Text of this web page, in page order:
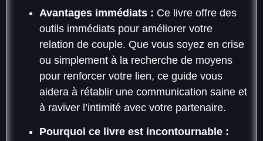
Avantages immédiats : Ce livre offre des
outils immédiats pour améliorer votre
relation de couple. Que vous soyez en crise
ou simplement à la recherche de moyens
pour renforcer votre lien, ce guide vous
aidera à rétablir une communication saine et
à raviver l’intimité avec votre partenaire.
Pourquoi ce livre est incontournable :